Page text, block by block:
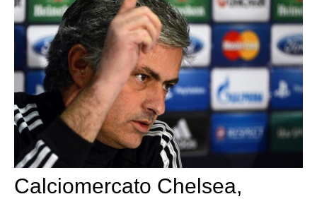
Calciomercato Chelsea,